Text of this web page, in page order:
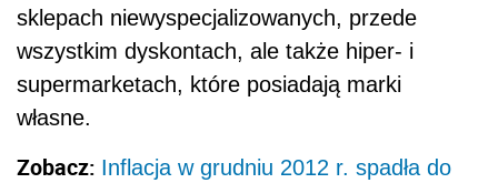
sklepach niewyspecjalizowanych, przede
wszystkim dyskontach, ale także hiper- i
supermarketach, które posiadają marki
własne.
Zobacz: Inflacja w grudniu 2012 r. spadła do